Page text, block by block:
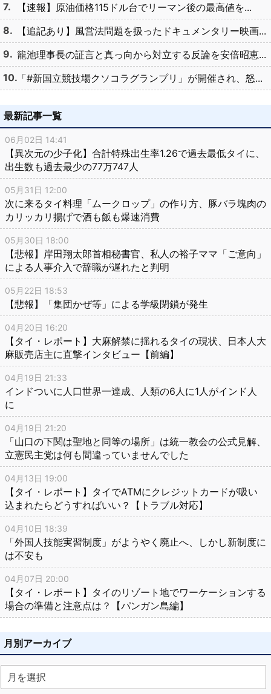
【速報】原油価格115ドル台でリーマン後の最高値を...
【追記あり】風営法問題を扱ったドキュメンタリー映画...
籠池理事長の証言と真っ向から対立する反論を安倍昭恵...
「#新国立競技場クソコラグランプリ」が開催され、怒...
最新記事一覧
06月02日 14:41
【異次元の少子化】合計特殊出生率1.26で過去最低タイに、
出生数も過去最少の77万747人
05月31日 12:00
次に来るタイ料理「ムークロップ」の作り方、豚バラ塊肉の
カリッカリ揚げで酒も飯も爆速消費
05月30日 18:00
【悲報】岸田翔太郎首相秘書官、私人の裕子ママ「ご意向」
による人事介入で辞職が遅れたと判明
05月22日 18:53
【悲報】「集団かぜ等」による学級閉鎖が発生
04月20日 16:20
【タイ・レポート】大麻解禁に揺れるタイの現状、日本人大
麻販売店主に直撃インタビュー【前編】
04月19日 21:33
インドついに人口世界一達成、人類の6人に1人がインド人
に
04月19日 21:20
「山口の下関は聖地と同等の場所」は統一教会の公式見解、
立憲民主党は何も間違っていませんでした
04月13日 19:00
【タイ・レポート】タイでATMにクレジットカードが吸い
込まれたらどうすればいい？【トラブル対応】
04月10日 18:39
「外国人技能実習制度」がようやく廃止へ、しかし新制度に
は不安も
04月07日 20:00
【タイ・レポート】タイのリゾート地でワーケーションする
場合の準備と注意点は？【パンガン島編】
月別アーカイブ